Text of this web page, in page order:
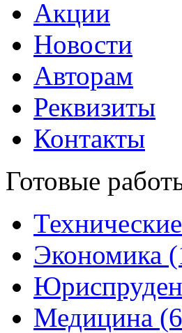
Акции
Новости
Авторам
Реквизиты
Контакты
Готовые
Экономика
Медицина